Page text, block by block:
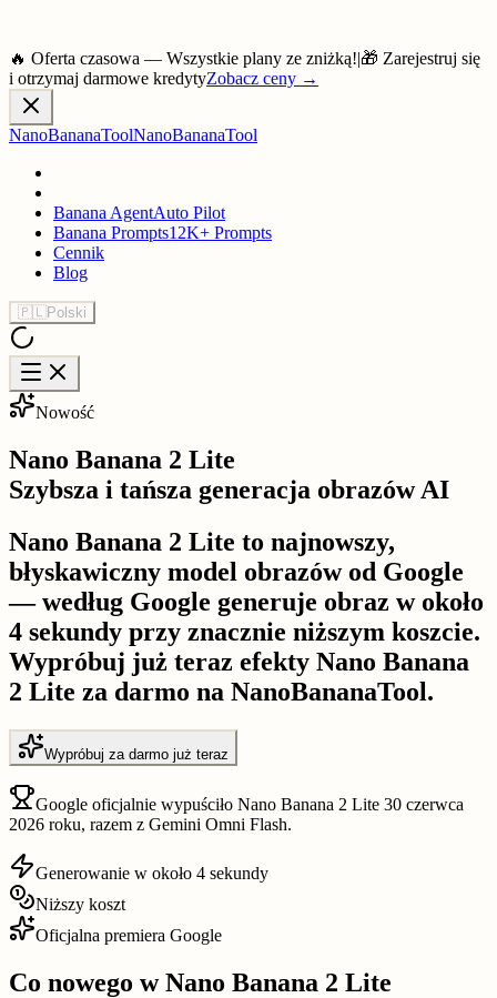
🔥 Oferta czasowa — Wszystkie plany ze zniżką!|🎁 Zarejestruj się
i otrzymaj darmowe kredytyZobacz ceny →
NanoBananaToolNanoBananaTool
Banana AgentAuto Pilot
Banana Prompts12K+ Prompts
Cennik
Blog
🇵🇱Polski
Nowość
Nano Banana 2 Lite
Szybsza i tańsza generacja obrazów AI
Nano Banana 2 Lite to najnowszy,
błyskawiczny model obrazów od Google
— według Google generuje obraz w około
4 sekundy przy znacznie niższym koszcie.
Wypróbuj już teraz efekty Nano Banana
2 Lite za darmo na NanoBananaTool.
Wypróbuj za darmo już teraz
Google oficjalnie wypuściło Nano Banana 2 Lite 30 czerwca
2026 roku, razem z Gemini Omni Flash.
Generowanie w około 4 sekundy
Niższy koszt
Oficjalna premiera Google
Co nowego w Nano Banana 2 Lite